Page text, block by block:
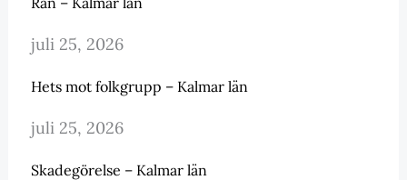
juli 25, 2026
Hets mot folkgrupp – Kalmar län
juli 25, 2026
Skadegörelse – Kalmar län